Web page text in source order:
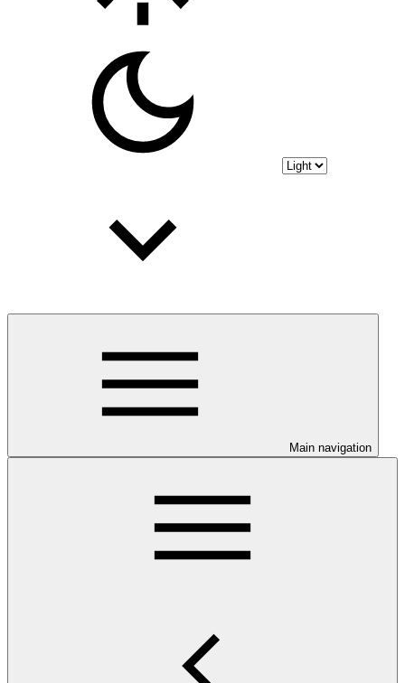
Main navigation